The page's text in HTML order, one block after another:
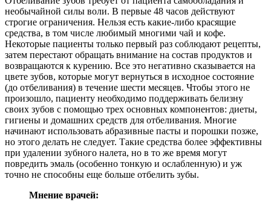
необычайной силы воли. В первые 48 часов действуют
строгие ограничения. Нельзя есть какие-либо красящие
средства, в том числе любимый многими чай и кофе.
Некоторые пациенты только первый раз соблюдают рецепты,
затем перестают обращать внимание на состав продуктов и
возвращаются к курению. Все это негативно сказывается на
цвете зубов, которые могут вернуться в исходное состояние
(до отбеливания) в течение шести месяцев. Чтобы этого не
произошло, пациенту необходимо поддерживать белизну
своих зубов с помощью трех основных компонентов: диеты,
гигиены и домашних средств для отбеливания. Многие
начинают использовать абразивные пасты и порошки позже,
но этого делать не следует. Такие средства более эффективны
при удалении зубного налета, но в то же время могут
повредить эмаль (особенно тонкую и ослабленную) и уж
точно не способны еще больше отбелить зубы.
Мнение врачей: